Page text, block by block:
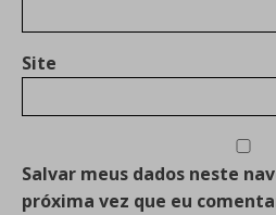
Site
Salvar meus dados neste
próxima vez que eu